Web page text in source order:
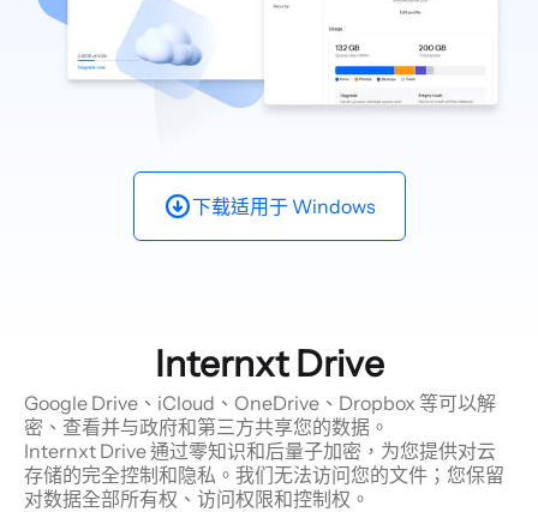
下载适用于 Windows
Internxt Drive
Google Drive、iCloud、OneDrive、Dropbox 等可以解
密、查看并与政府和第三方共享您的数据。
Internxt Drive 通过零知识和后量子加密，为您提供对云
存储的完全控制和隐私。我们无法访问您的文件；您保留
对数据全部所有权、访问权限和控制权。